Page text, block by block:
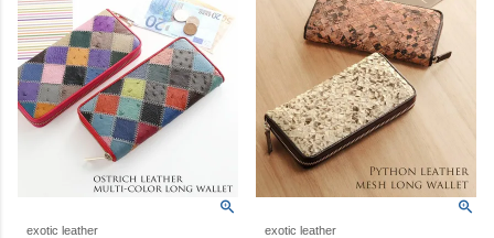
exotic leather exotic leather